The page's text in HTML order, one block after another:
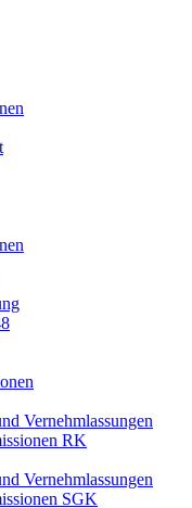
Vernehmlassungen
RK
Vernehmlassungen
SGK